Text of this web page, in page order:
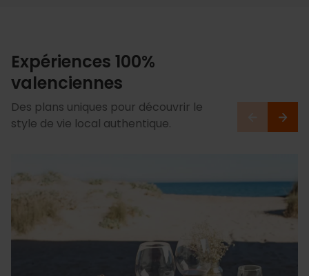
Expériences 100%
valenciennes
Des plans uniques pour découvrir le
style de vie local authentique.